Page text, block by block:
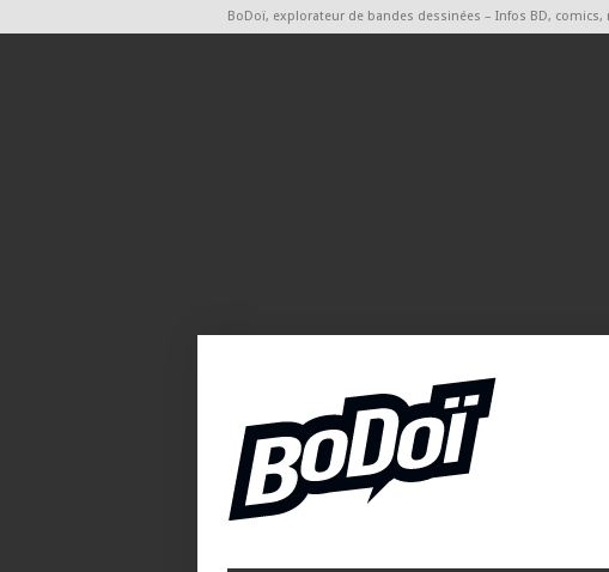
BoDoï, explorateur de bandes dessinées – Infos BD,